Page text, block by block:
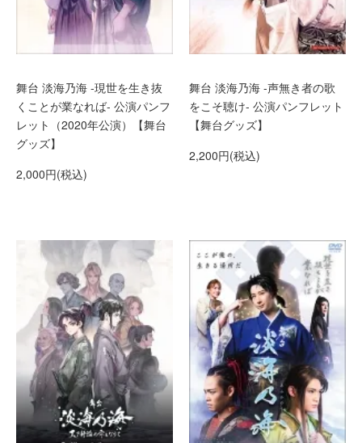
舞台 淡海乃海 -現世を生き抜
くことが業なれば- 公演パンフ
レット（2020年公演）【舞台
グッズ】
2,000円(税込)
舞台 淡海乃海 -声無き者の歌
をこそ聴け- 公演パンフレット
【舞台グッズ】
2,200円(税込)